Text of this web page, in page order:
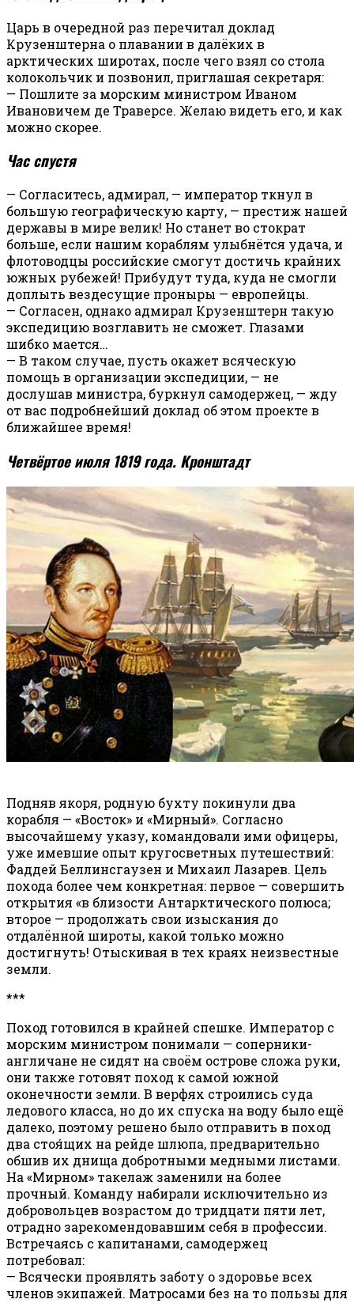
Царь в очередной раз перечитал доклад
Крузенштерна о плавании в далёких в
арктических широтах, после чего взял со стола
колокольчик и позвонил, приглашая секретаря:
— Пошлите за морским министром Иваном
Ивановичем де Траверсе. Желаю видеть его, и как
можно скорее.
Час спустя
— Согласитесь, адмирал, — император ткнул в
большую географическую карту, — престиж нашей
державы в мире велик! Но станет во стократ
больше, если нашим кораблям улыбнётся удача, и
флотоводцы российские смогут достичь крайних
южных рубежей! Прибудут туда, куда не смогли
доплыть вездесущие проныры — европейцы.
— Согласен, однако адмирал Крузенштерн такую
экспедицию возглавить не сможет. Глазами
шибко мается…
— В таком случае, пусть окажет всяческую
помощь в организации экспедиции, — не
дослушав министра, буркнул самодержец, — жду
от вас подробнейший доклад об этом проекте в
ближайшее время!
Четвёртое июля 1819 года. Кронштадт
Подняв якоря, родную бухту покинули два
корабля — «Восток» и «Мирный». Согласно
высочайшему указу, командовали ими офицеры,
уже имевшие опыт кругосветных путешествий:
Фаддей Беллинсгаузен и Михаил Лазарев. Цель
похода более чем конкретная: первое — совершить
открытия «в близости Антарктического полюса;
второе — продолжать свои изыскания до
отдалённой широты, какой только можно
достигнуть! Отыскивая в тех краях неизвестные
земли.
***
Поход готовился в крайней спешке. Император с
морским министром понимали — соперники-
англичане не сидят на своём острове сложа руки,
они также готовят поход к самой южной
оконечности земли. В верфях строились суда
ледового класса, но до их спуска на воду было ещё
далеко, поэтому решено было отправить в поход
два стоя́щих на рейде шлюпа, предварительно
обшив их днища добротными медными листами.
На «Мирном» такелаж заменили на более
прочный. Команду набирали исключительно из
добровольцев возрастом до тридцати пяти лет,
отрадно зарекомендовавшим себя в профессии.
Встречаясь с капитанами, самодержец
потребовал:
— Всячески проявлять заботу о здоровье всех
членов экипажей. Матросами без на то пользы для